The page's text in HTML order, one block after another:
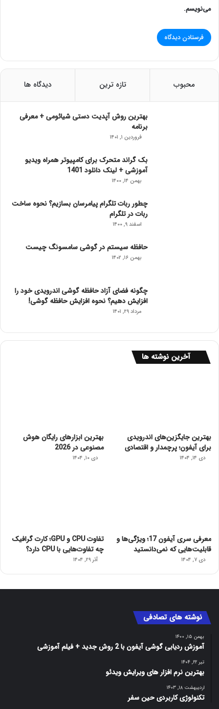
می‌نویسم.
محبوب تازه ترین دیدگاه ها
بهترین روش آپدیت دستی شیائومی + معرفی
برنامه
فروردین ۱, ۱۴۰۱
بک گراند متحرک برای کامپیوتر همراه ویدیو
آموزشی + لینک دانلود 1401
بهمن ۱۴, ۱۴۰۰
چطور ربات تلگرام پیامرسان بسازیم؟ نحوه ساخت
ربات در تلگرام
اسفند ۹, ۱۴۰۰
حافظه سیستم در گوشی سامسونگ چیست
بهمن ۱۶, ۱۴۰۲
چگونه فضای آزاد حافظه گوشی اندرویدی خود را
افزایش دهیم؟ نحوه افزایش حافظه گوشی!
مرداد ۲۹, ۱۴۰۱
آخرین نوشته ها
بهترین جایگزین‌های اندرویدی
برای آیفون؛ پرچمدار و اقتصادی
دی ۱۴, ۱۴۰۴
بهترین ابزارهای رایگان هوش
مصنوعی در 2026
دی ۱۰, ۱۴۰۴
معرفی سری آیفون 17؛ ویژگی‌ها و
قابلیت‌هایی که نمی‌دانستید
دی ۷, ۱۴۰۴
تفاوت CPU و GPU؛ کارت گرافیک
چه تفاوت‌هایی با CPU دارد؟
آذر ۲۹, ۱۴۰۴
نوشته های تصادفی
بهمن ۱۵, ۱۴۰۰
آموزش ردیابی گوشی آیفون با 2 روش جدید + فیلم آموزشی
تیر ۲۲, ۱۴۰۴
بهترین نرم‌ افزار های ویرایش ویدئو
اردیبهشت ۱۸, ۱۴۰۳
تکنولوژی کاربردی حین سفر